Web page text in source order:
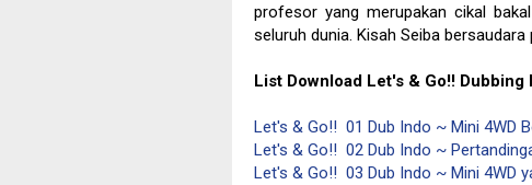
profesor yang merupakan cikal
seluruh dunia. Kisah Seiba bersaudara
List Download Let's & Go!! Dubbing
Let's & Go!! 01 Dub Indo ~ Mini 4WD
Let's & Go!! 02 Dub Indo ~
Let's & Go!! 03 Dub Indo ~ Mini 4WD